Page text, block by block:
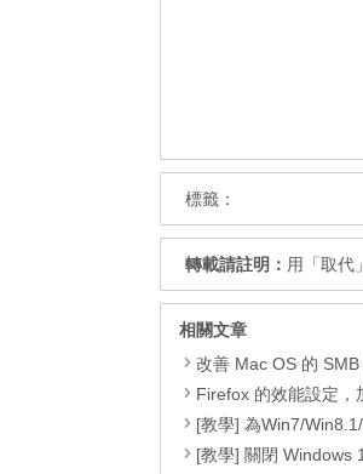
標籤：
轉載請註明： 用「取代
相關文章
改善 Mac OS 的
Firefox 的效能設定，
[教學] 為Win7/Win8.1/
[教學] 關閉 Windows